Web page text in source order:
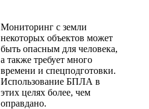
Мониторинг с земли
некоторых объектов может
быть опасным для человека,
а также требует много
времени и спецподготовки.
Использование БПЛА в
этих целях более, чем
оправдано.